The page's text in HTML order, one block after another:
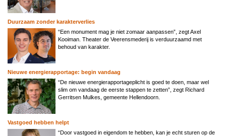
Duurzaam zonder karakterverlies
“Een monument mag je niet zomaar aanpassen”, zegt Axel
Kooiman. Theater de Veerensmederij is verduurzaamd met
behoud van karakter.
Nieuwe energierapportage: begin vandaag
“De nieuwe energierapportageplicht is goed te doen, maar wel
slim om vandaag de eerste stappen te zetten”, zegt Richard
Gerritsen Mulkes, gemeente Hellendoorn.
Vastgoed hebben helpt
“Door vastgoed in eigendom te hebben, kan je echt sturen op de